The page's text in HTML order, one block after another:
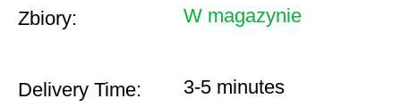
Zbiory: W magazynie
Delivery Time: 3-5 minutes